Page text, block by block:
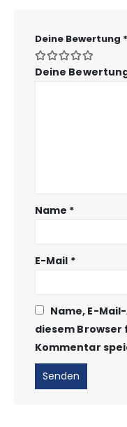
Deine Bewertung *
Deine
Name *
E-Mail *
Name, E-
diesem
Kommentar